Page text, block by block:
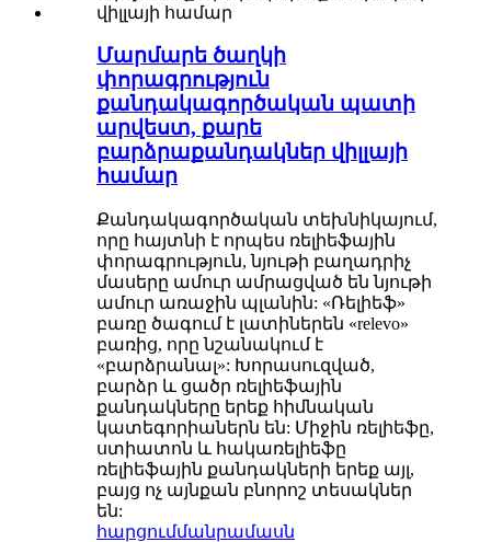
Մարմարե ծաղկի
փորագրություն
քանդակագործական պատի
արվեստ, քարե
բարձրաքանդակներ վիլլայի
համար
Քանդակագործական տեխնիկայում,
որը հայտնի է որպես ռելիեֆային
փորագրություն, նյութի բաղադրիչ
մասերը ամուր ամրացված են նյութի
ամուր առաջին պլանին: «Ռելիեֆ»
բառը ծագում է լատիներեն «relevo»
բառից, որը նշանակում է
«բարձրանալ»: Խորասուզված,
բարձր և ցածր ռելիեֆային
քանդակները երեք հիմնական
կատեգորիաներն են: Միջին ռելիեֆը,
ստիատոն և հակառելիեֆը
ռելիեֆային քանդակների երեք այլ,
բայց ոչ այնքան բնորոշ տեսակներ
են:
հարցումմանրամասն